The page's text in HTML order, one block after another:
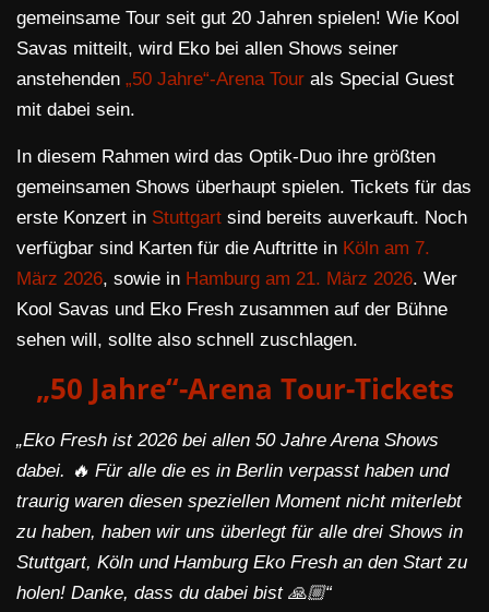
gemeinsame Tour seit gut 20 Jahren spielen! Wie Kool
Savas mitteilt, wird Eko bei allen Shows seiner
anstehenden „50 Jahre“-Arena Tour als Special Guest
mit dabei sein.
In diesem Rahmen wird das Optik-Duo ihre größten
gemeinsamen Shows überhaupt spielen. Tickets für das
erste Konzert in Stuttgart sind bereits auverkauft. Noch
verfügbar sind Karten für die Auftritte in Köln am 7.
März 2026, sowie in Hamburg am 21. März 2026. Wer
Kool Savas und Eko Fresh zusammen auf der Bühne
sehen will, sollte also schnell zuschlagen.
„50 Jahre“-Arena Tour-Tickets
„Eko Fresh ist 2026 bei allen 50 Jahre Arena Shows
dabei. 🔥 Für alle die es in Berlin verpasst haben und
traurig waren diesen speziellen Moment nicht miterlebt
zu haben, haben wir uns überlegt für alle drei Shows in
Stuttgart, Köln und Hamburg Eko Fresh an den Start zu
holen! Danke, dass du dabei bist 🙏🏼“